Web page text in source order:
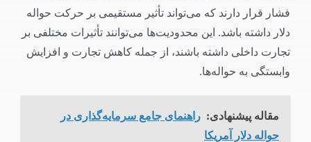
فشار قرار دارند که می‌تواند تأثیر مستقیمی بر حرکت حواله
دلار داشته باشد. این محدودیت‌ها می‌توانند تأثیرات مختلفی بر
تجارت داخلی داشته باشند، از جمله کاهش تجارت و افزایش
وابستگی به حواله‌ها.
مقاله پیشنهادی: راهنمای جامع سرمایه‌گذاری در
حواله دلار آمریکا